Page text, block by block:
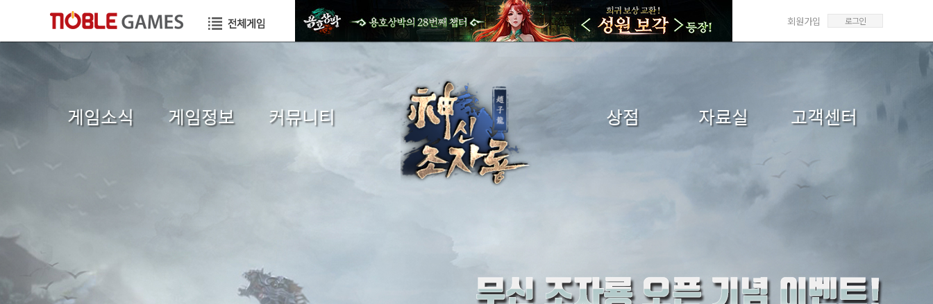
회원가입 로그인
게임소식 게임정보 커뮤니티
이미지게시판
상점 자료실 고객센터
1:1문의
답변확인